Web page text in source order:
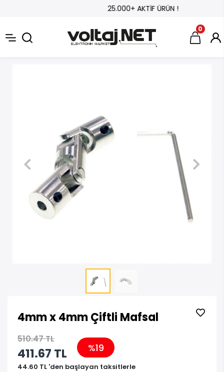
25.000+ AKTİF ÜRÜN !
0
4mm x 4mm Çiftli Mafsal
510.47 TL
411.67 TL %19
44.60 TL 'den başlayan taksitlerle